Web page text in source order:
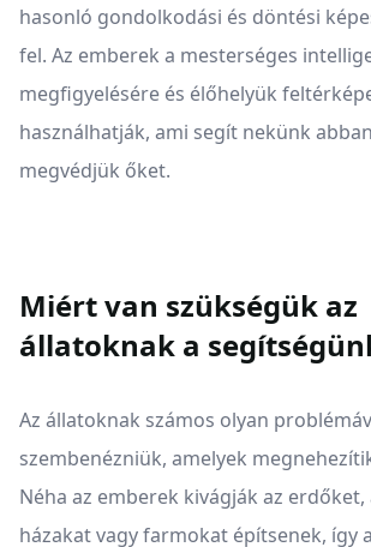
hasonló gondolkodási és döntési
fel. Az emberek a mesterséges
megfigyelésére és élőhelyük
használhatják, ami segít nekünk
megvédjük őket.
Miért van szükségük az
állatoknak a
Az állatoknak számos olyan
szembenézniük, amelyek
Néha az emberek kivágják az
házakat vagy farmokat építsenek, így